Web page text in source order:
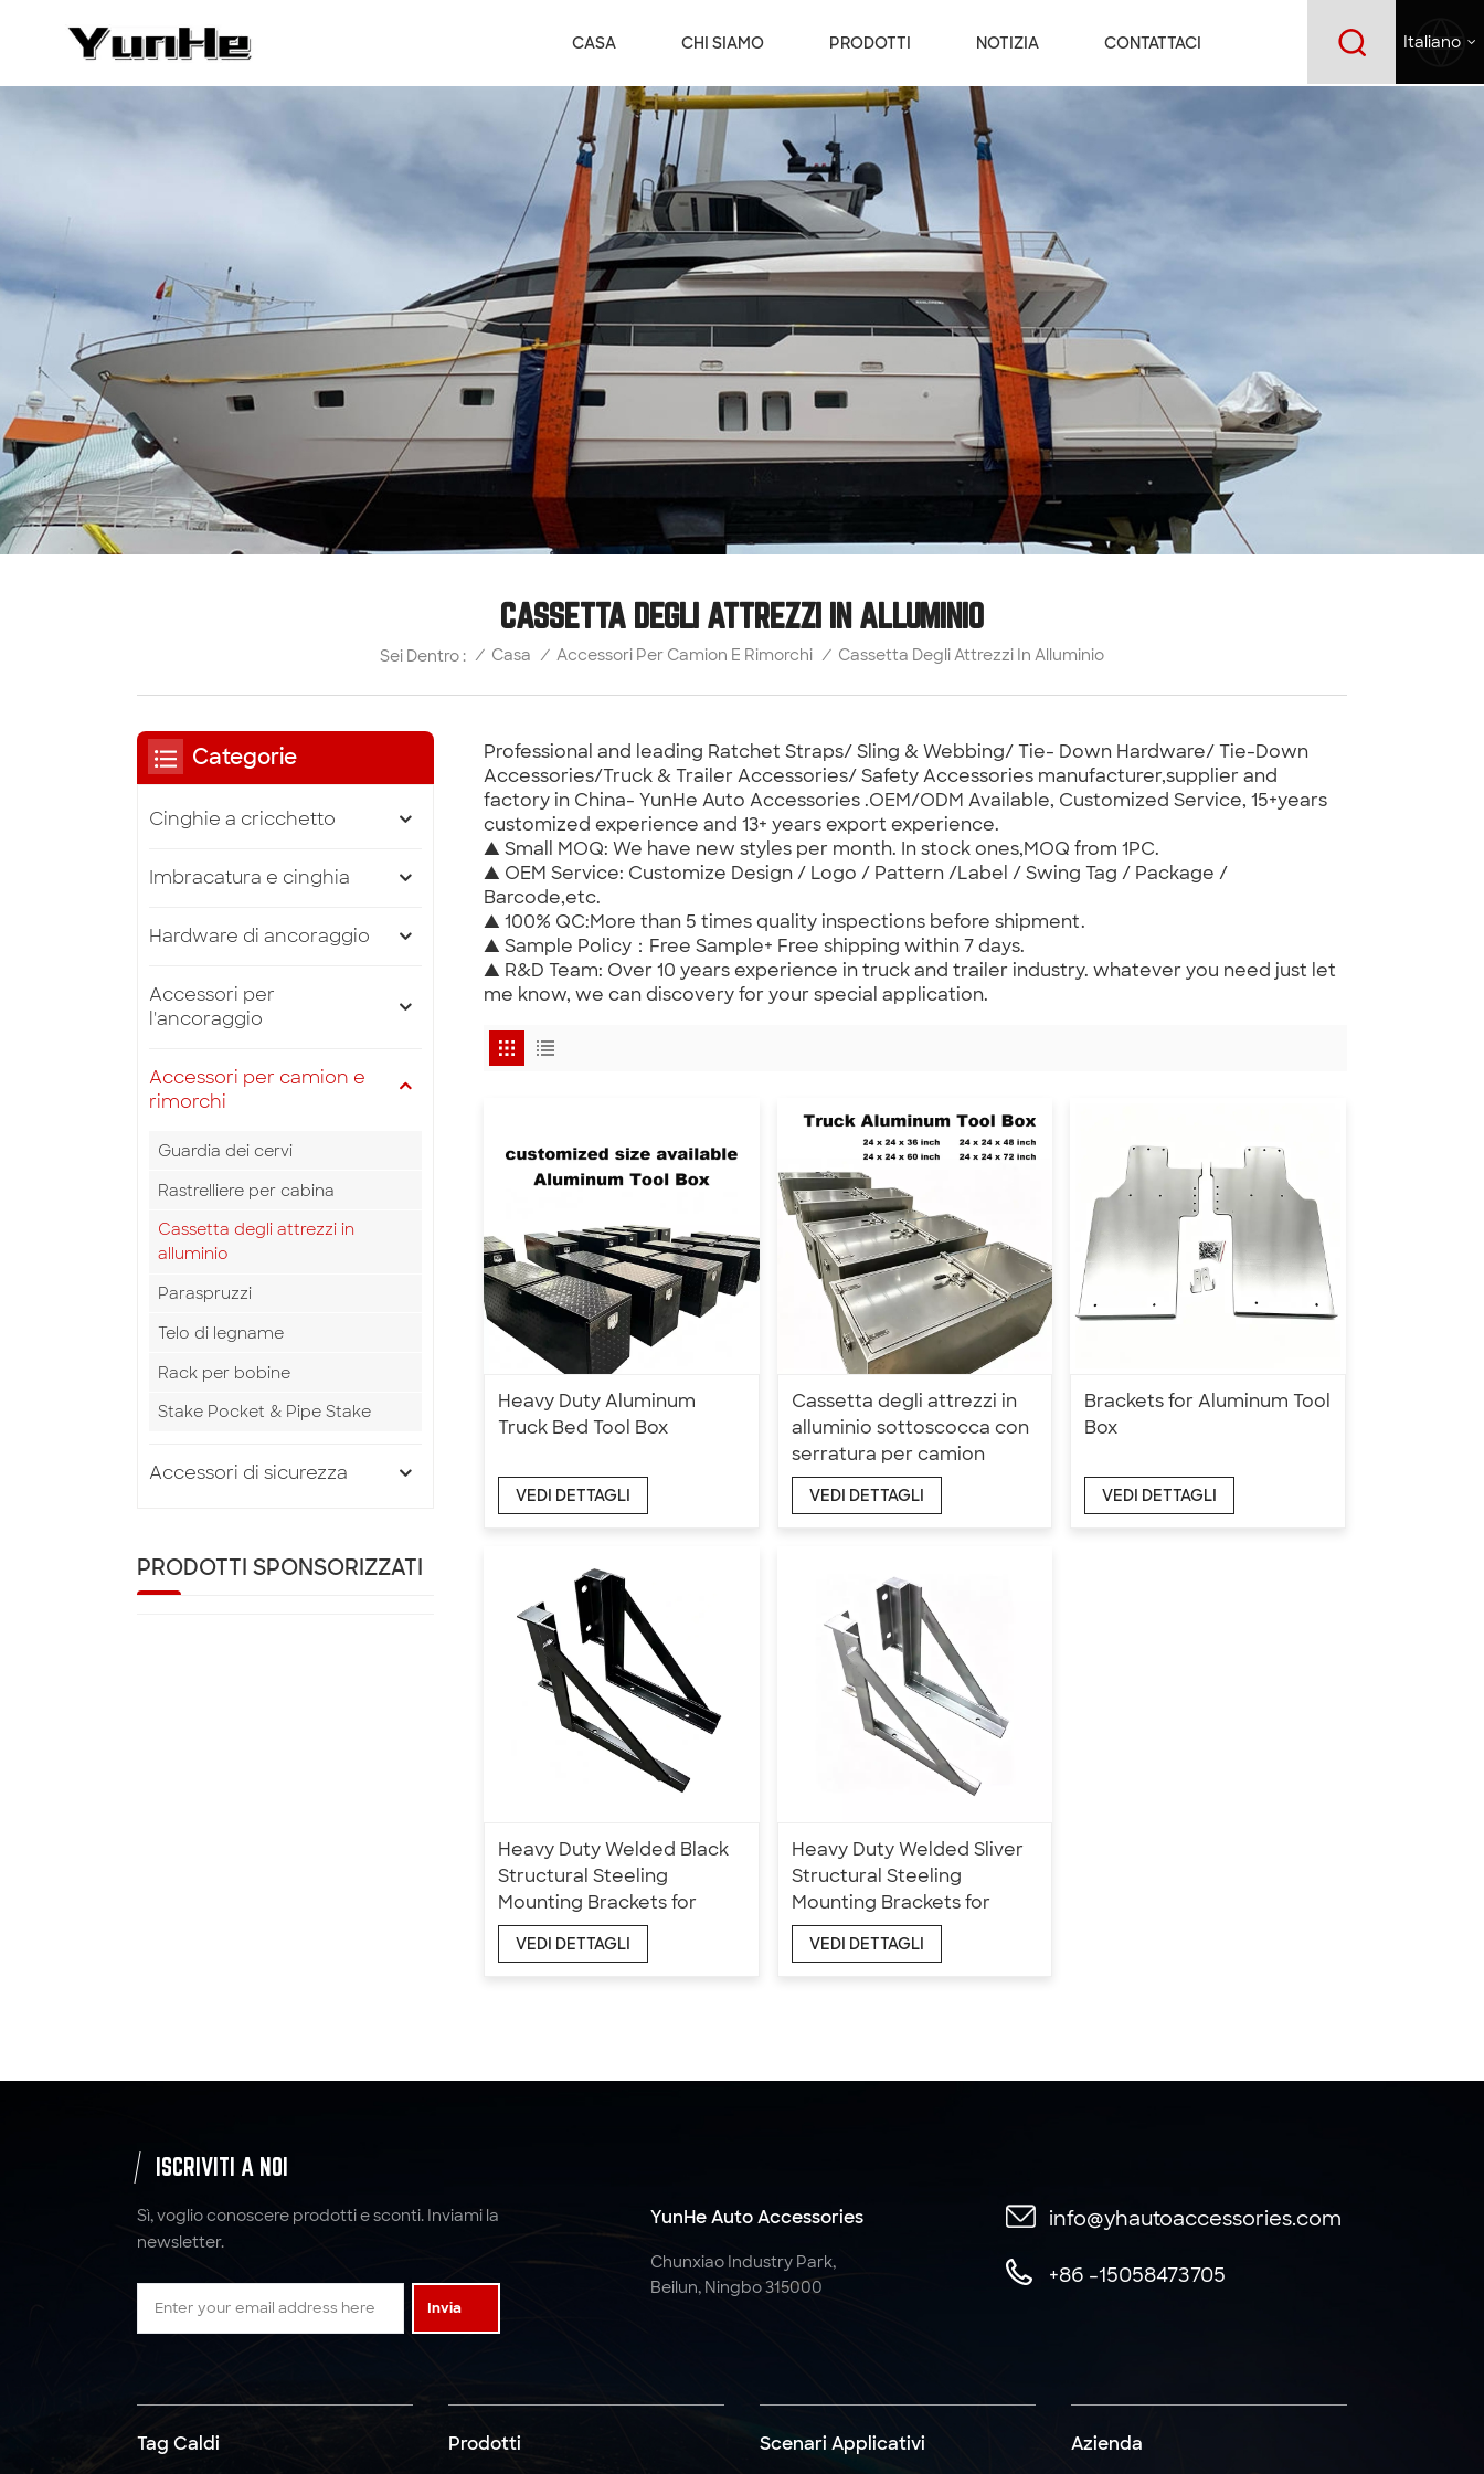
Italiano
CASA CHI SIAMO PRODOTTI NOTIZIA CONTATTACI
CASSETTA DEGLI ATTREZZI IN ALLUMINIO
Sei Dentro : / Casa / Accessori Per Camion E Rimorchi / Cassetta Degli Attrezzi In Alluminio
Professional and leading Ratchet Straps/ Sling & Webbing/ Tie- Down Hardware/ Tie-Down
Accessories/Truck & Trailer Accessories/ Safety Accessories manufacturer,supplier and
factory in China- YunHe Auto Accessories .OEM/ODM Available, Customized Service, 15+years
customized experience and 13+ years export experience.
▲ Small MOQ: We have new styles per month. In stock ones,MOQ from 1PC.
▲ OEM Service: Customize Design / Logo / Pattern /Label / Swing Tag / Package /
Barcode,etc.
▲ 100% QC:More than 5 times quality inspections before shipment.
▲ Sample Policy：Free Sample+ Free shipping within 7 days.
▲ R&D Team: Over 10 years experience in truck and trailer industry. whatever you need just let
me know, we can discovery for your special application.
Heavy Duty Aluminum
Truck Bed Tool Box
VEDI DETTAGLI
Cassetta degli attrezzi in
alluminio sottoscocca con
serratura per camion
VEDI DETTAGLI
Brackets for Aluminum Tool
Box
VEDI DETTAGLI
Heavy Duty Welded Black
Structural Steeling
Mounting Brackets for
Underbody Truck Tool Box
VEDI DETTAGLI
Heavy Duty Welded Sliver
Structural Steeling
Mounting Brackets for
Underbody Truck Tool Box
VEDI DETTAGLI
Categorie
Cinghie a cricchetto
Imbracatura e cinghia
Hardware di ancoraggio
Accessori per
l'ancoraggio
Accessori per camion e
rimorchi
Guardia dei cervi
Rastrelliere per cabina
Cassetta degli attrezzi in
alluminio
Paraspruzzi
Telo di legname
Rack per bobine
Stake Pocket & Pipe Stake
Accessori di sicurezza
PRODOTTI SPONSORIZZATI
poliestere
sollevamento in
poliestere 4T
ISCRIVITI A NOI
Sì, voglio conoscere prodotti e sconti. Inviami la
newsletter.
Invia
YunHe Auto Accessories
Chunxiao Industry Park,
Beilun, Ningbo 315000
info@yhautoaccessories.com
+86 -15058473705
Tag Caldi Prodotti Scenari Applicativi Azienda